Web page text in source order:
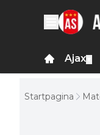
Ajax
Startpagina